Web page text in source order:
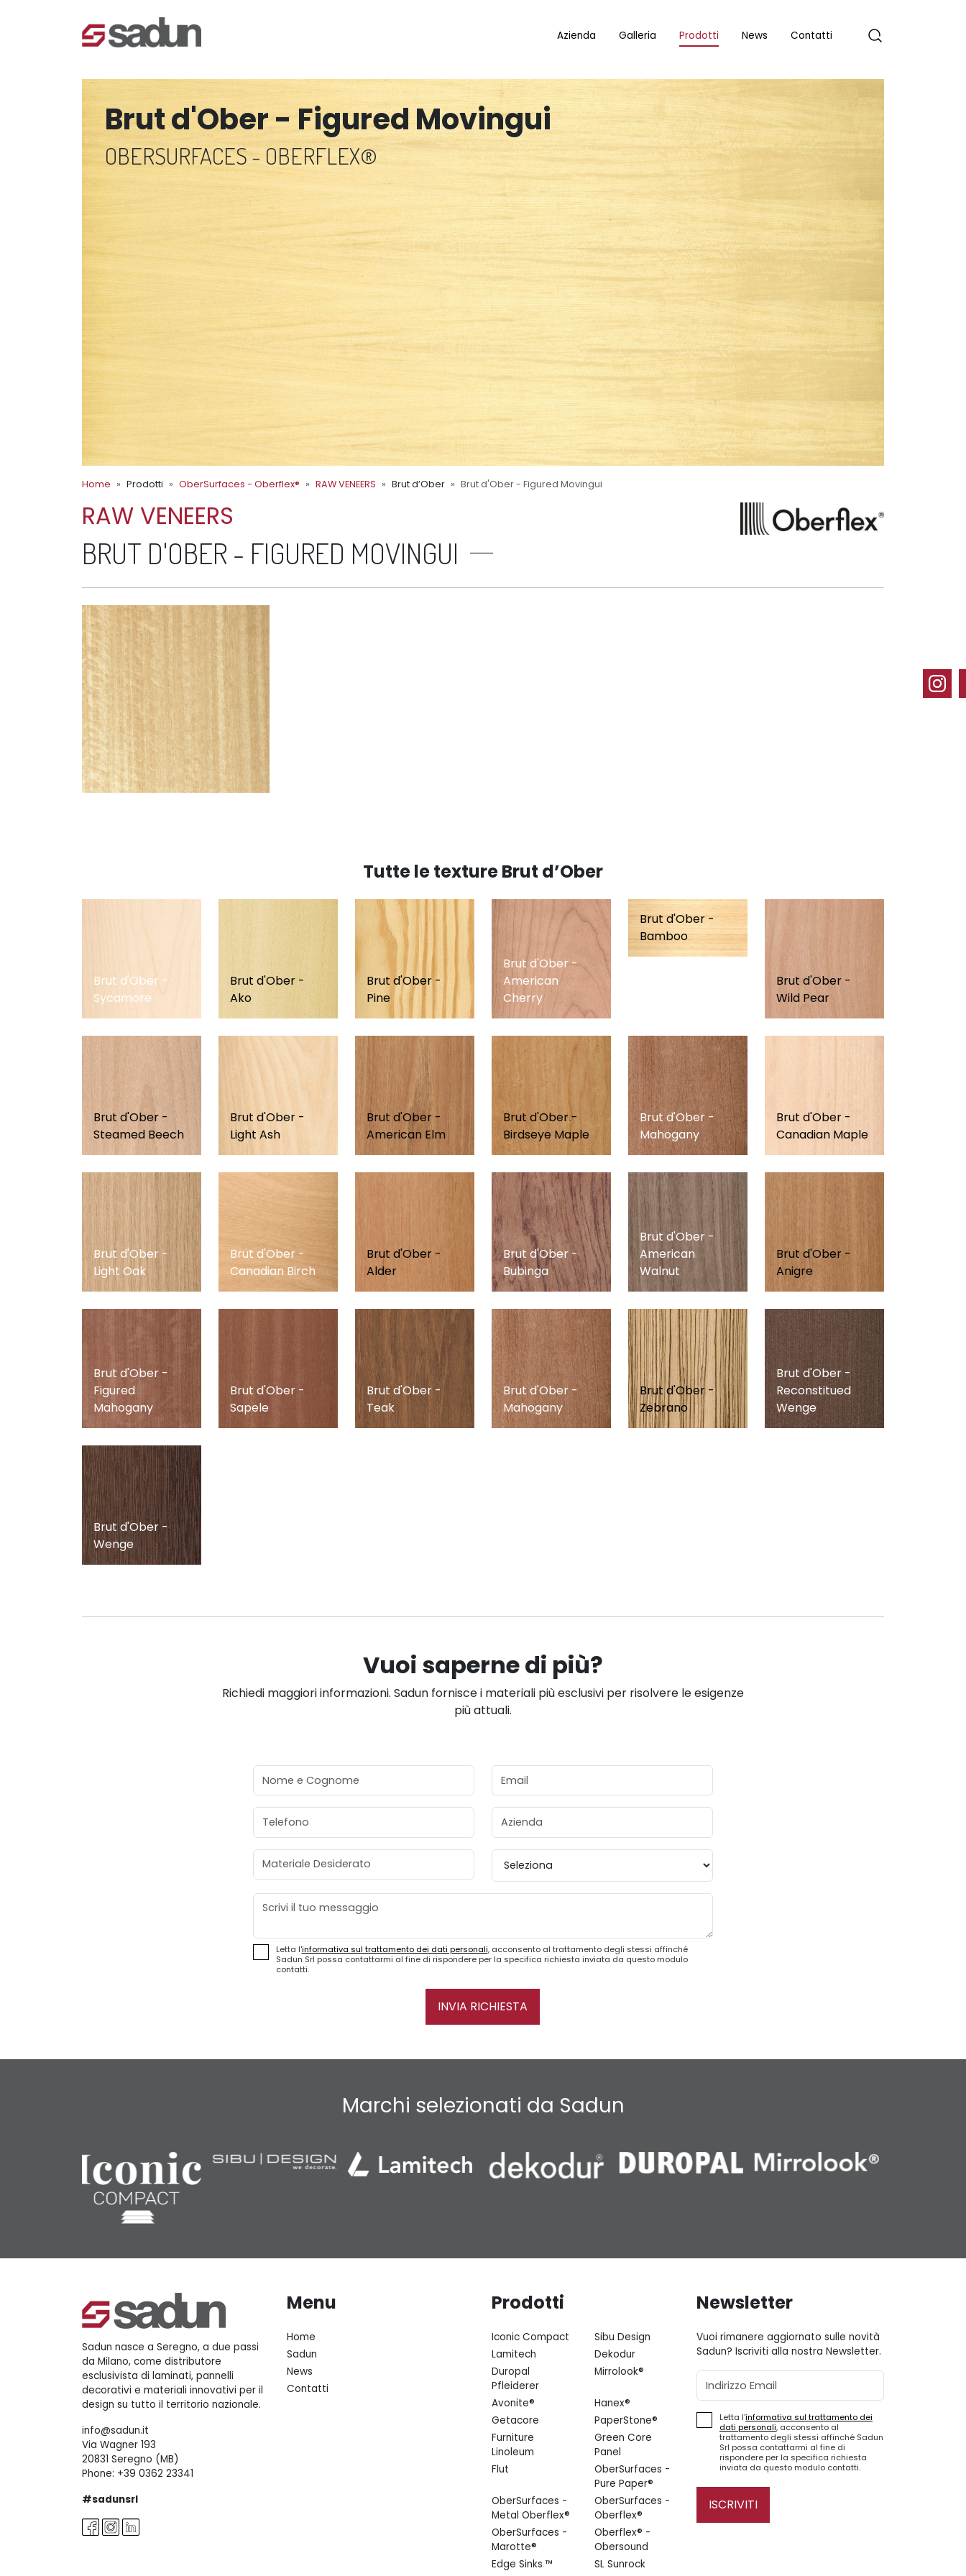
Azienda Galleria Prodotti News Contatti
Brut d'Ober - Figured Movingui
OBERSURFACES - OBERFLEX®
Home Prodotti OberSurfaces - Oberflex® RAW VENEERS Brut d’Ober Brut d'Ober - Figured Movingui
RAW VENEERS
BRUT D'OBER - FIGURED MOVINGUI
Tutte le texture Brut d’Ober
Brut d'Ober -
Sycamore
Brut d'Ober -
Ako
Brut d'Ober -
Pine
Brut d'Ober -
American
Cherry
Brut d'Ober -
Bamboo
Brut d'Ober -
Wild Pear
Brut d'Ober -
Steamed Beech
Brut d'Ober -
Light Ash
Brut d'Ober -
American Elm
Brut d'Ober -
Birdseye Maple
Brut d'Ober -
Mahogany
Brut d'Ober -
Canadian Maple
Brut d'Ober -
Light Oak
Brut d'Ober -
Canadian Birch
Brut d'Ober -
Alder
Brut d'Ober -
Bubinga
Brut d'Ober -
American
Walnut
Brut d'Ober -
Anigre
Brut d'Ober -
Figured
Mahogany
Brut d'Ober -
Sapele
Brut d'Ober -
Teak
Brut d'Ober -
Mahogany
Brut d'Ober -
Zebrano
Brut d'Ober -
Reconstitued
Wenge
Brut d'Ober -
Wenge
Vuoi saperne di più?
Richiedi maggiori informazioni. Sadun fornisce i materiali più esclusivi per risolvere le esigenze
più attuali.
Nome e Cognome Email
Telefono Azienda
Materiale Desiderato Provincia
Messaggio
Letta l'informativa sul trattamento dei dati personali, acconsento al trattamento degli stessi affinché
Sadun Srl possa contattarmi al fine di rispondere per la specifica richiesta inviata da questo modulo
contatti.
INVIA RICHIESTA
Marchi selezionati da Sadun
Sadun nasce a Seregno, a due passi
da Milano, come distributore
esclusivista di laminati, pannelli
decorativi e materiali innovativi per il
design su tutto il territorio nazionale.
info@sadun.it
Via Wagner 193
20831 Seregno (MB)
Phone: +39 0362 23341
#sadunsrl
Menu
Home
Sadun
News
Contatti
Prodotti
Iconic Compact
Sibu Design
Lamitech
Dekodur
Duropal
Pfleiderer
Mirrolook®
Avonite®
Hanex®
Getacore
PaperStone®
Furniture
Linoleum
Green Core
Panel
Flut
OberSurfaces -
Pure Paper®
OberSurfaces -
Metal Oberflex®
OberSurfaces -
Oberflex®
OberSurfaces -
Marotte®
Oberflex® -
Obersound
Edge Sinks ™
SL Sunrock
Newsletter
Vuoi rimanere aggiornato sulle novità
Sadun? Iscriviti alla nostra Newsletter.
Email
Letta l'informativa sul trattamento dei
dati personali, acconsento al
trattamento degli stessi affinché Sadun
Srl possa contattarmi al fine di
rispondere per la specifica richiesta
inviata da questo modulo contatti.
ISCRIVITI